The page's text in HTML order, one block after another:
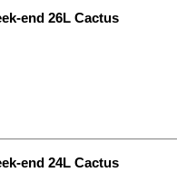
end 26L Cactus
end 24L Cactus